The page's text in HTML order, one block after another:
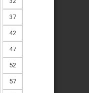
37
42
47
52
57